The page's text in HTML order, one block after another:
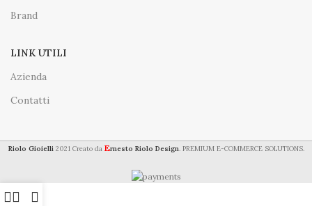
Brand
LINK UTILI
Azienda
Contatti
Riolo Gioielli 2021 Creato da Ernesto Riolo Design. PREMIUM E-COMMERCE SOLUTIONS.